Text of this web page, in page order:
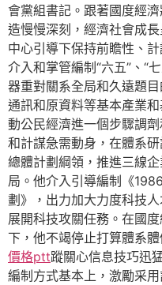
會黨組書記。跟著國度經
造慢慢深刻，經濟社會成
中心引導下保持前瞻性、
介入和掌管編制“六五”、“
器重對關系全局和久遠題
通訊和原資料等基本產業
動公民經濟進一個步驟調
和計謀急需動身，在體系
總體計劃綱領，推進三線
局。他介入引導編制《
劃》，出力加大力度科技
展開科技攻關任務。在國
下，他不竭停止打算體系
價格ptt蹤關心信息技巧迅
編制方式基本上，激勵采